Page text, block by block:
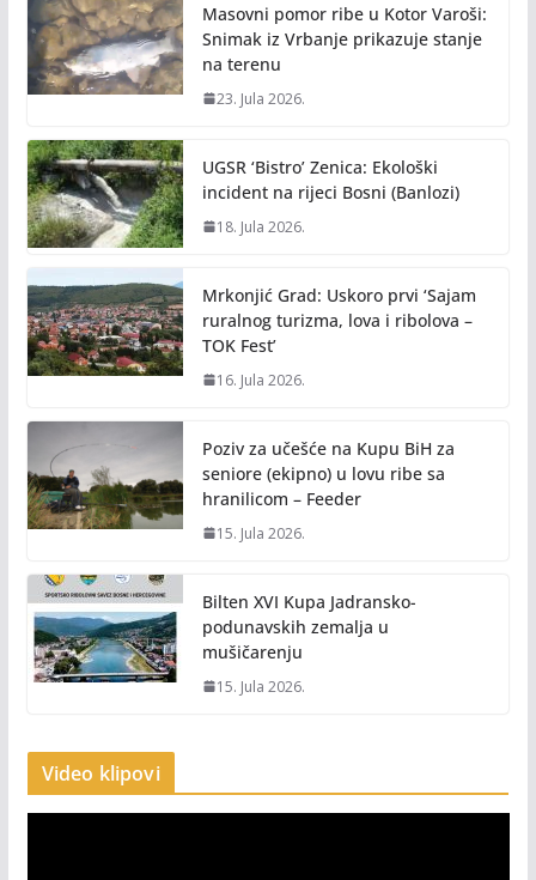
Masovni pomor ribe u Kotor Varoši:
Snimak iz Vrbanje prikazuje stanje
na terenu
23. Jula 2026.
UGSR ‘Bistro’ Zenica: Ekološki
incident na rijeci Bosni (Banlozi)
18. Jula 2026.
Mrkonjić Grad: Uskoro prvi ‘Sajam
ruralnog turizma, lova i ribolova –
TOK Fest’
16. Jula 2026.
Poziv za učešće na Kupu BiH za
seniore (ekipno) u lovu ribe sa
hranilicom – Feeder
15. Jula 2026.
Bilten XVI Kupa Jadransko-
podunavskih zemalja u
mušičarenju
15. Jula 2026.
Video klipovi